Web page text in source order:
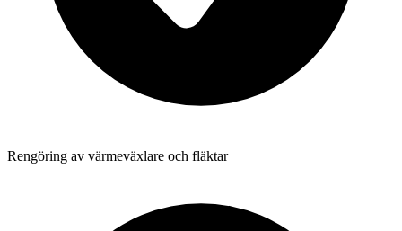
Rengöring av värmeväxlare och fläktar